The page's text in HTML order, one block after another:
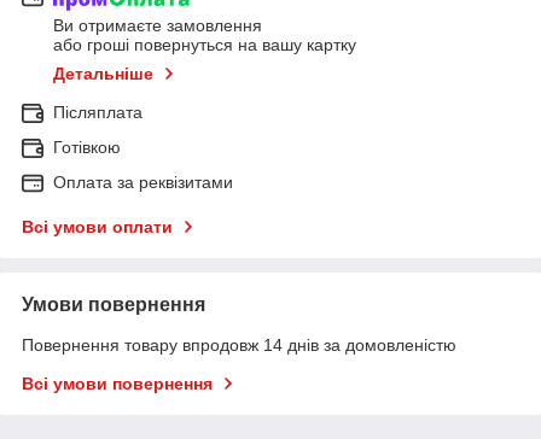
Ви отримаєте замовлення
або гроші повернуться на вашу картку
Детальніше
Післяплата
Готівкою
Оплата за реквізитами
Всі умови оплати
Умови повернення
Повернення товару впродовж 14 днів за домовленістю
Всі умови повернення